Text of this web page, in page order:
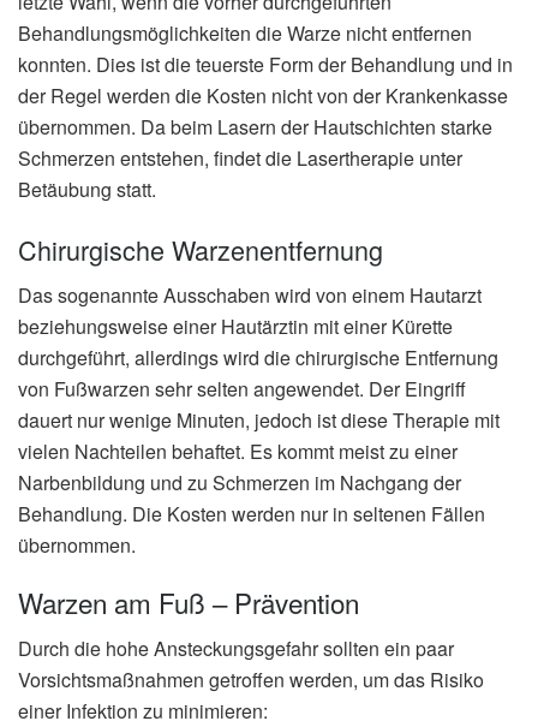
Behandlungsmöglichkeiten die Warze nicht entfernen
konnten. Dies ist die teuerste Form der Behandlung und in
der Regel werden die Kosten nicht von der Krankenkasse
übernommen. Da beim Lasern der Hautschichten starke
Schmerzen entstehen, findet die Lasertherapie unter
Betäubung statt.
Chirurgische Warzenentfernung
Das sogenannte Ausschaben wird von einem Hautarzt
beziehungsweise einer Hautärztin mit einer Kürette
durchgeführt, allerdings wird die chirurgische Entfernung
von Fußwarzen sehr selten angewendet. Der Eingriff
dauert nur wenige Minuten, jedoch ist diese Therapie mit
vielen Nachteilen behaftet. Es kommt meist zu einer
Narbenbildung und zu Schmerzen im Nachgang der
Behandlung. Die Kosten werden nur in seltenen Fällen
übernommen.
Warzen am Fuß – Prävention
Durch die hohe Ansteckungsgefahr sollten ein paar
Vorsichtsmaßnahmen getroffen werden, um das Risiko
einer Infektion zu minimieren: